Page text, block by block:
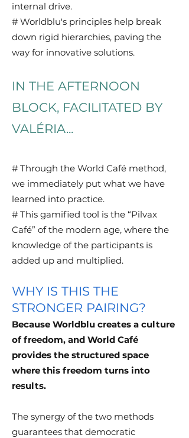
internal drive.
# Worldblu's principles help break
down rigid hierarchies, paving the
way for innovative solutions.
IN THE AFTERNOON
BLOCK, FACILITATED BY
VALÉRIA...
# Through the World Café method,
we immediately put what we have
learned into practice.
# This gamified tool is the “Pilvax
Café” of the modern age, where the
knowledge of the participants is
added up and multiplied.
WHY IS THIS THE
STRONGER PAIRING?
Because Worldblu creates a culture
of freedom, and World Café
provides the structured space
where this freedom turns into
results.
The synergy of the two methods
guarantees that democratic